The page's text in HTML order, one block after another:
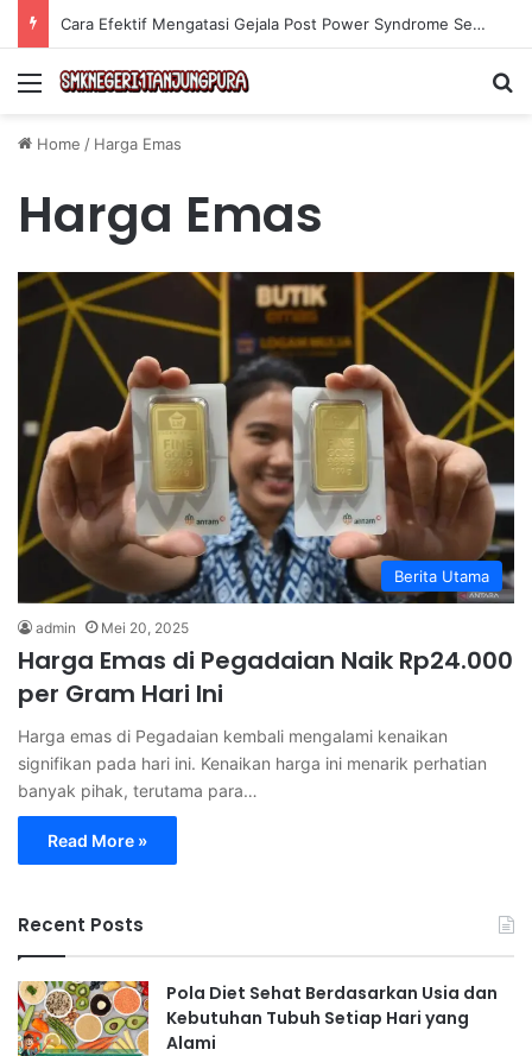
Cara Efektif Mengatasi Gejala Post Power Syndrome Setelah Pensiun Kerja
Menu
Home / Harga Emas
Harga Emas
Berita Utama
admin Mei 20, 2025
Harga Emas di Pegadaian Naik Rp24.000
per Gram Hari Ini
Harga emas di Pegadaian kembali mengalami kenaikan
signifikan pada hari ini. Kenaikan harga ini menarik perhatian
banyak pihak, terutama para…
Read More »
Recent Posts
Pola Diet Sehat Berdasarkan Usia dan
Kebutuhan Tubuh Setiap Hari yang
Alami